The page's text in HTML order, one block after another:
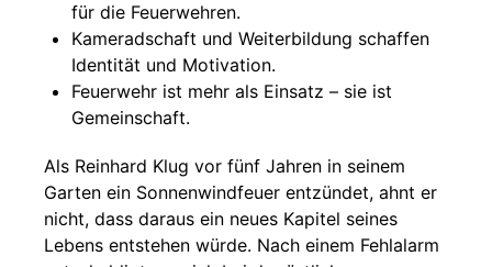
für die Feuerwehren.
Kameradschaft und Weiterbildung schaffen
Identität und Motivation.
Feuerwehr ist mehr als Einsatz – sie ist
Gemeinschaft.
Als Reinhard Klug vor fünf Jahren in seinem
Garten ein Sonnenwindfeuer entzündet, ahnt er
nicht, dass daraus ein neues Kapitel seines
Lebens entstehen würde. Nach einem Fehlalarm